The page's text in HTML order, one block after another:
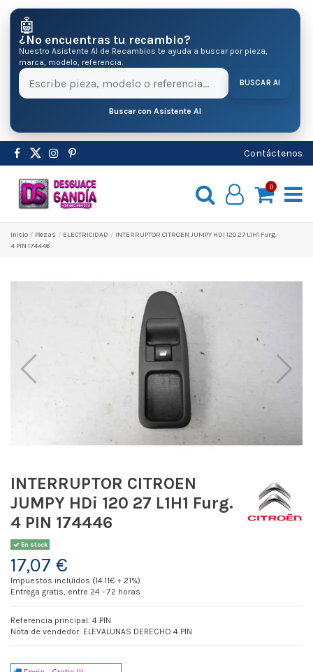
🤖
¿No encuentras tu recambio?
Nuestro Asistente AI de Recambios te ayuda a buscar por pieza,
marca, modelo, referencia.
BUSCAR AI
Buscar con Asistente AI
Contáctenos
0
Inicio Pіezas ELECTRICIDAD
INTERRUPTOR CITROEN JUMPY HDi 120 27 L1H1 Furg.
4 PIN 174446
INTERRUPTOR CITROEN
JUMPY HDi 120 27 L1H1 Furg.
4 PIN 174446
En stock
17,07 €
Impuestos incluidos (14.11€ + 21%)
Entrega gratis, entre 24 - 72 horas
Referencia principal: 4 PIN
Nota de vendedor: ELEVALUNAS DERECHO 4 PIN